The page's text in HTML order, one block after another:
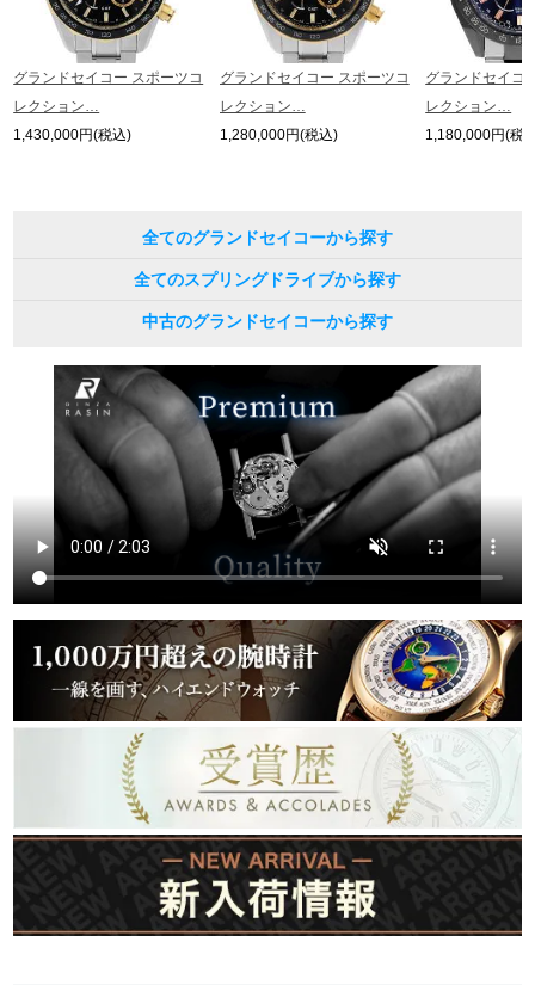
グランドセイコー スポーツコ
レクション…
1,430,000円(税込)
グランドセイコー スポーツコ
レクション…
1,280,000円(税込)
グランドセイコ
レクション…
1,180,000円(税
全てのグランドセイコーから探す
全てのスプリングドライブから探す
中古のグランドセイコーから探す